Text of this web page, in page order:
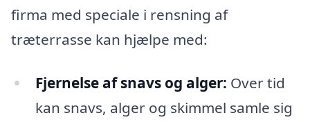
firma med speciale i rensning af
træterrasse kan hjælpe med:
Fjernelse af snavs og alger: Over tid
kan snavs, alger og skimmel samle sig